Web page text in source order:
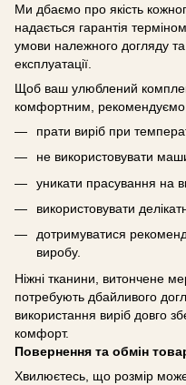
Ми дбаємо про якість
надається гарантія терміном
умови належного догляду
експлуатації.
Щоб ваш улюблений
комфортним,
прати виріб при
не використовувати
уникати прасування на
використовувати
дотримуватися
виробу.
Ніжні тканини, витончене
потребують дбайливого
використання виріб довго
комфорт.
Повернення та обмін
Хвилюєтесь, що розмір